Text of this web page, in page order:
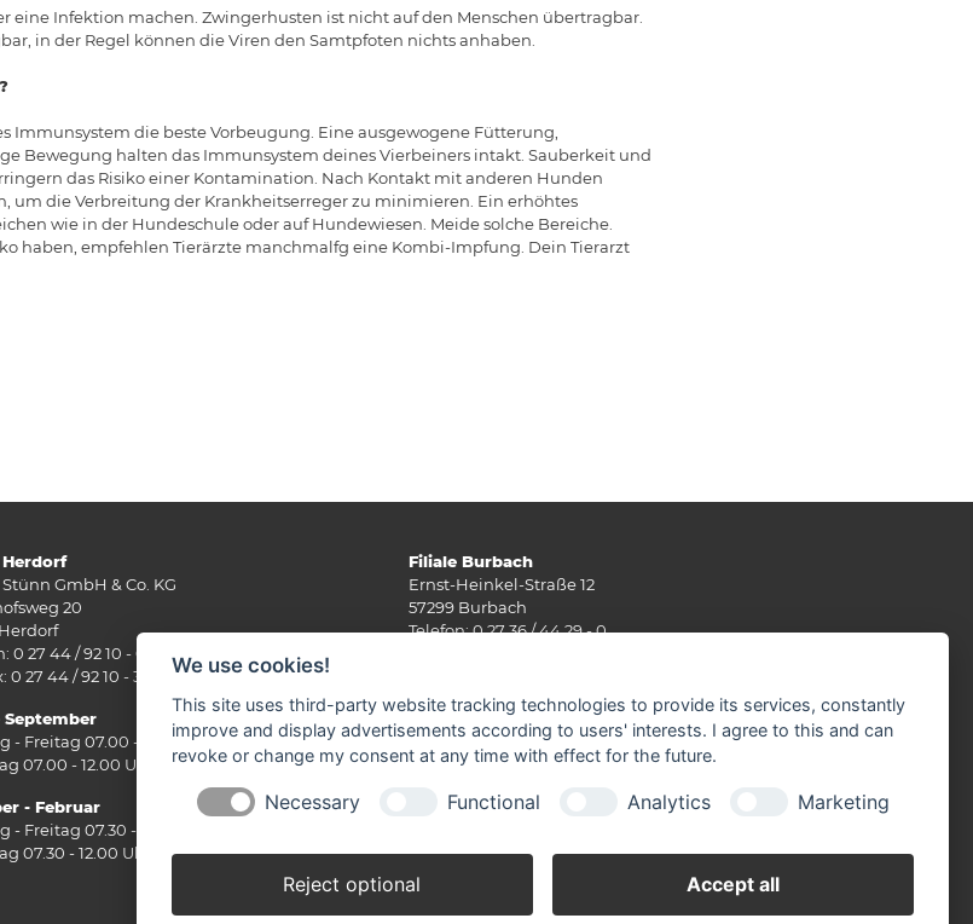
eine Infektion machen. Zwingerhusten ist nicht auf den Menschen übertragbar.
in der Regel können die Viren den Samtpfoten nichts anhaben.
Immunsystem die beste Vorbeugung. Eine ausgewogene Fütterung,
Bewegung halten das Immunsystem deines Vierbeiners intakt. Sauberkeit und
das Risiko einer Kontamination. Nach Kontakt mit anderen Hunden
um die Verbreitung der Krankheitserreger zu minimieren. Ein erhöhtes
wie in der Hundeschule oder auf Hundewiesen. Meide solche Bereiche.
haben, empfehlen Tierärzte manchmalfg eine Kombi-Impfung. Dein Tierarzt
Herdorf
GmbH & Co. KG
20
0 27 44 / 92 10 - 0
0 27 44 / 92 10 - 30
September
- Freitag 07.00 - 18.00 Uhr
07.00 - 12.00 Uhr
- Februar
- Freitag 07.30 - 17.30 Uhr
07.30 - 12.00 Uhr
Filiale Burbach
Ernst-Heinkel-Straße 12
57299 Burbach
Telefon: 0 27 36 / 44 29 - 0
März - September
Montag - Freitag 07.30 - 17.30 Uhr
Samstag 07.30 - 12.00 Uhr
Oktober - Februar
Samstag 07.30 - 12.00 Uhr
We use cookies!
This site uses third-party website tracking technologies to provide its services, constantly
improve and display advertisements according to users' interests. I agree to this and can
revoke or change my consent at any time with effect for the future.
Necessary Functional Analytics Marketing
Reject optional Accept all